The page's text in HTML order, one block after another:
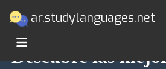
ar.studylanguages.net
Descubre las